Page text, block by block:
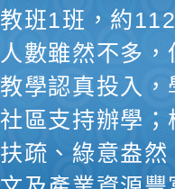
教班1班，約
人數雖然不多
教學認真投入
社區支持辦學
扶疏、綠意盎